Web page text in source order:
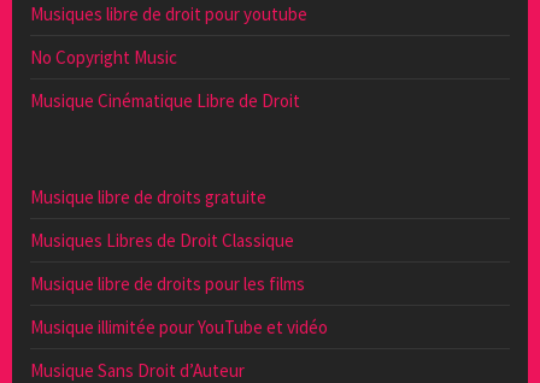
Musiques libre de droit pour youtube
No Copyright Music
Musique Cinématique Libre de Droit
Musique libre de droits gratuite
Musiques Libres de Droit Classique
Musique libre de droits pour les films
Musique illimitée pour YouTube et vidéo
Musique Sans Droit d’Auteur